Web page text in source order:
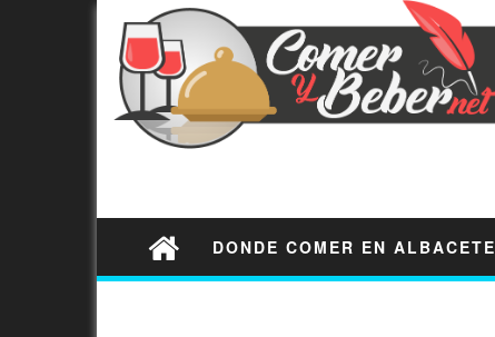
DONDE COMER EN ALBACETE